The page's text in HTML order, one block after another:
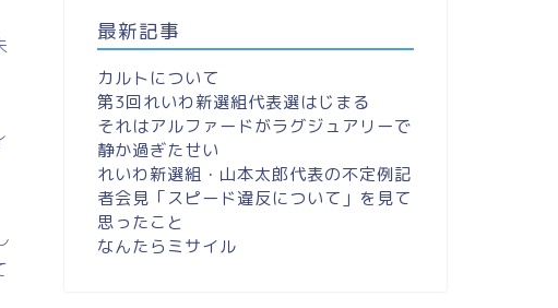
最新記事
カルトについて
第3回れいわ新選組代表選はじまる
それはアルファードがラグジュアリーで
静か過ぎたせい
れいわ新選組・山本太郎代表の不定例記
者会見「スピード違反について」を見て
思ったこと
なんたらミサイル